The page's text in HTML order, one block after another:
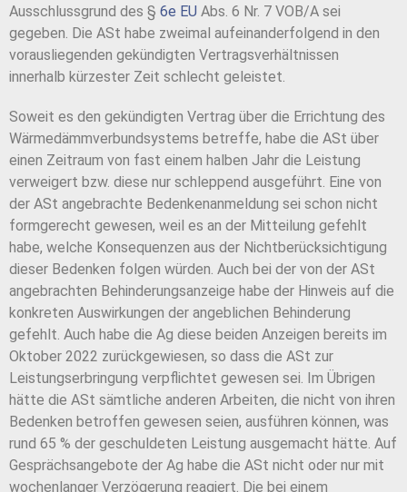
Ausschlussgrund des § 6e EU Abs. 6 Nr. 7 VOB/A sei
gegeben. Die ASt habe zweimal aufeinanderfolgend in den
vorausliegenden gekündigten Vertragsverhältnissen
innerhalb kürzester Zeit schlecht geleistet.
Soweit es den gekündigten Vertrag über die Errichtung des
Wärmedämmverbundsystems betreffe, habe die ASt über
einen Zeitraum von fast einem halben Jahr die Leistung
verweigert bzw. diese nur schleppend ausgeführt. Eine von
der ASt angebrachte Bedenkenanmeldung sei schon nicht
formgerecht gewesen, weil es an der Mitteilung gefehlt
habe, welche Konsequenzen aus der Nichtberücksichtigung
dieser Bedenken folgen würden. Auch bei der von der ASt
angebrachten Behinderungsanzeige habe der Hinweis auf die
konkreten Auswirkungen der angeblichen Behinderung
gefehlt. Auch habe die Ag diese beiden Anzeigen bereits im
Oktober 2022 zurückgewiesen, so dass die ASt zur
Leistungserbringung verpflichtet gewesen sei. Im Übrigen
hätte die ASt sämtliche anderen Arbeiten, die nicht von ihren
Bedenken betroffen gewesen seien, ausführen können, was
rund 65 % der geschuldeten Leistung ausgemacht hätte. Auf
Gesprächsangebote der Ag habe die ASt nicht oder nur mit
wochenlanger Verzögerung reagiert. Die bei einem